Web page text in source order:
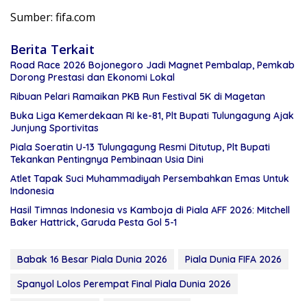
Sumber: fifa.com
Berita Terkait
Road Race 2026 Bojonegoro Jadi Magnet Pembalap, Pemkab
Dorong Prestasi dan Ekonomi Lokal
Ribuan Pelari Ramaikan PKB Run Festival 5K di Magetan
Buka Liga Kemerdekaan RI ke-81, Plt Bupati Tulungagung Ajak
Junjung Sportivitas
Piala Soeratin U-13 Tulungagung Resmi Ditutup, Plt Bupati
Tekankan Pentingnya Pembinaan Usia Dini
Atlet Tapak Suci Muhammadiyah Persembahkan Emas Untuk
Indonesia
Hasil Timnas Indonesia vs Kamboja di Piala AFF 2026: Mitchell
Baker Hattrick, Garuda Pesta Gol 5-1
Babak 16 Besar Piala Dunia 2026
Piala Dunia FIFA 2026
Spanyol Lolos Perempat Final Piala Dunia 2026